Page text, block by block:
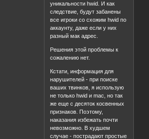
уникальности hwid. И как
следствие, будут забанены
все игроки со схожим hwid по
аккаунту, даже если у них
разный мак адрес.
Решения этой проблемы к
сожалению нет.
Кстати, информация для
нарушителей - при поиске
ваших твинков, я использую
не только hwid и mac, но так
же еще с десяток косвенных
признаков. Поэтому,
наказания избежать почти
невозможно. В худшем
случае - пострадают простые